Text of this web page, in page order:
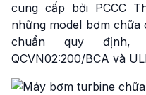
cung cấp bởi PCCC
những model bơm
chuẩn quy định,
QCVN02:200/BCA và